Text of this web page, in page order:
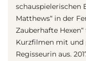
schauspielerischen
Matthews“ in der
Zauberhafte
Kurzfilmen mit und
Regisseurin aus.